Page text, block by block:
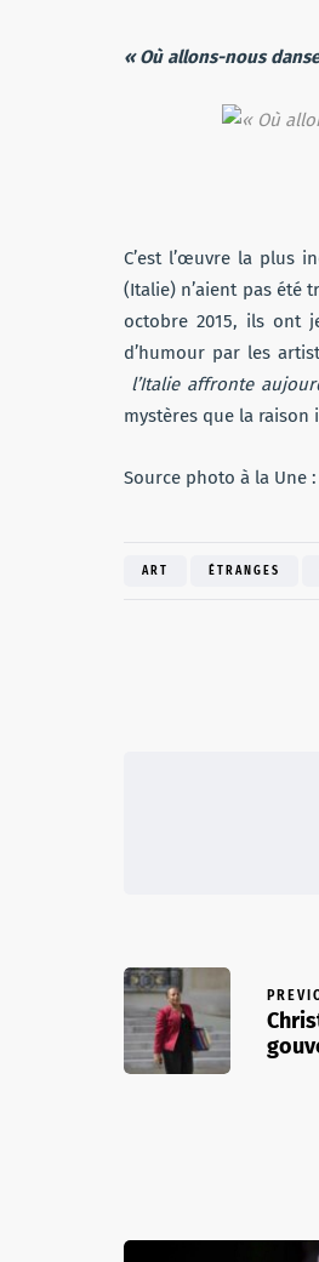
« Où allons-nous
C’est l’œuvre la plus
(Italie) n’aient pas été
octobre 2015, ils ont
d’humour par les
l’Italie affronte
mystères que la raison
Source photo à la Une
ART ÉTRANGES